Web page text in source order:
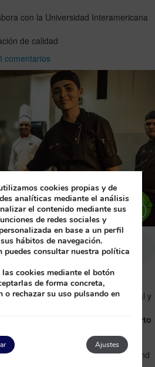
con la Universidad Interamericana
de calidad
comentarios
por la formación profesional y
hacernos eco de la
Universidad Interamericana de Puerto
Inter RD|CEXDE
, como parte de
social corporativa Princess and
cookies propias y de
analíticas mediante el análisis
el contenido mediante sus
de redes sociales y
en base a un perfil
hábitos de navegación.
puedes consultar nuestra política
cookies mediante el botón
de forma concreta,
o rechazar su uso pulsando en
Ajustes